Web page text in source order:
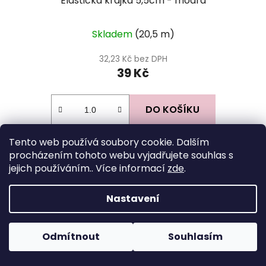
Tento web používá soubory cookie. Dalším
procházením tohoto webu vyjadřujete souhlas s
jejich používáním.. Více informací zde.
Nastavení
Odmítnout Souhlasím
Skladem (20,5 m)
32,23 Kč bez DPH
39 Kč
DO KOŠÍKU
NOVINKA